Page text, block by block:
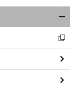
閉
る
新
し
い
ウ
ィ